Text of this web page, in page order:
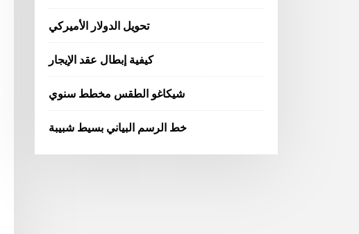
تحويل الدولار الأميركي
كيفية إبطال عقد الإيجار
شيكاغو الطقس مخطط سنوي
خط الرسم البياني بسيط شبيبة